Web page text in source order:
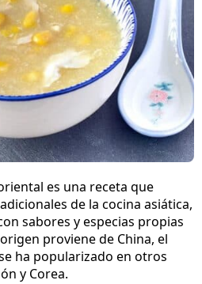
es una receta que
de la cocina asiática,
sabores y especias propias
proviene de China, el
ha popularizado en otros
y Corea.